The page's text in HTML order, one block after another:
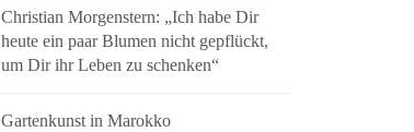
Christian Morgenstern: „Ich habe Dir
heute ein paar Blumen nicht gepflückt,
um Dir ihr Leben zu schenken“
Gartenkunst in Marokko